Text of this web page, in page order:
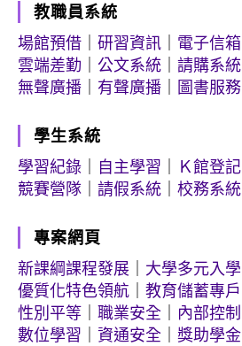
教職員系統
場館預借
研習資訊
電子信箱
雲端差勤
公文系統
請購系統
無聲廣播
有聲廣播 圖書服務
學生系統
學習紀錄
自主學習
Ｋ館登記
競賽營隊
請假系統 校務系統
專案網頁
新課綱課程發展
大學多元入學
優質化特色領航
教育儲蓄專戶
性別平等
職業安全
內部控制
數位學習
資通安全 獎助學金